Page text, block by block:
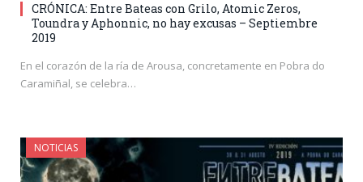
CRÓNICA: Entre Bateas con Grilo, Atomic Zeros,
Toundra y Aphonnic, no hay excusas – Septiembre
2019
En el corazón de la ría de Arousa, concretamente en Pobra do
Caramiñal, se celebra…
NOTICIAS